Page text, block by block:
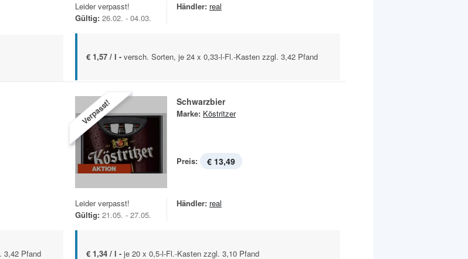
Leider verpasst!
Gültig: 26.02. - 04.03.
Händler: real
€ 1,57 / l - versch. Sorten, je 24 x 0,33-l-Fl.-Kasten zzgl. 3,42 Pfand
3,42 Pfand
Verpasst! Schwarzbier
Marke: Köstritzer
Preis: € 13,49
Leider verpasst!
Gültig: 21.05. - 27.05.
Händler: real
€ 1,34 / l - je 20 x 0,5-l-Fl.-Kasten zzgl. 3,10 Pfand